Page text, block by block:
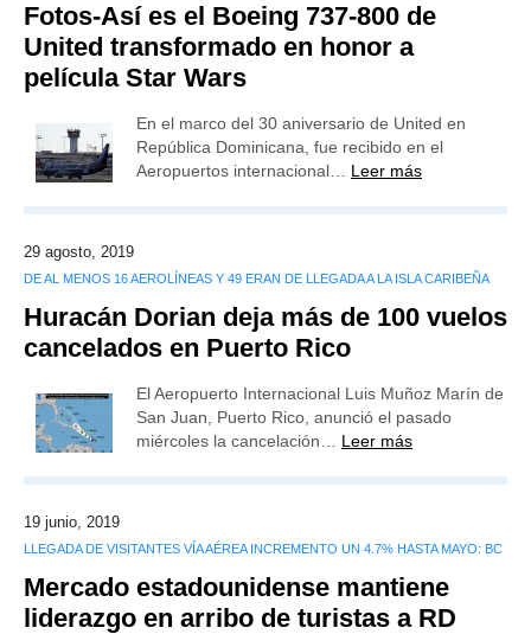
Fotos-Así es el Boeing 737-800 de
United transformado en honor a
película Star Wars
En el marco del 30 aniversario de United en
República Dominicana, fue recibido en el
Aeropuertos internacional… Leer más
29 agosto, 2019
DE AL MENOS 16 AEROLÍNEAS Y 49 ERAN DE LLEGADA A LA ISLA CARIBEÑA
Huracán Dorian deja más de 100 vuelos
cancelados en Puerto Rico
El Aeropuerto Internacional Luis Muñoz Marín de
San Juan, Puerto Rico, anunció el pasado
miércoles la cancelación… Leer más
19 junio, 2019
LLEGADA DE VISITANTES VÍA AÉREA INCREMENTO UN 4.7% HASTA MAYO: BC
Mercado estadounidense mantiene
liderazgo en arribo de turistas a RD